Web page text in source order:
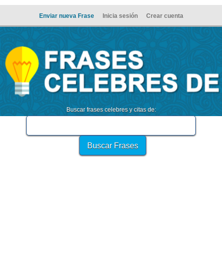
Enviar nueva Frase Inicia sesión Crear cuenta
Buscar frases celebres y citas de: